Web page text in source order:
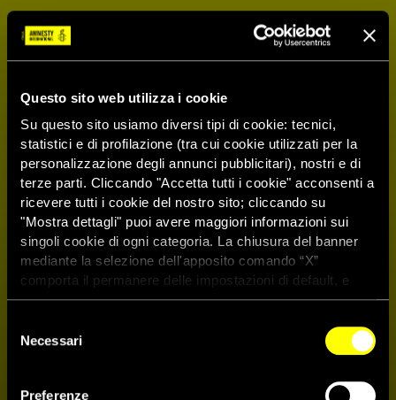
Questo sito web utilizza i cookie
Su questo sito usiamo diversi tipi di cookie: tecnici,
statistici e di profilazione (tra cui cookie utilizzati per la
personalizzazione degli annunci pubblicitari), nostri e di
terze parti. Cliccando "Accetta tutti i cookie" acconsenti a
ricevere tutti i cookie del nostro sito; cliccando su
"Mostra dettagli" puoi avere maggiori informazioni sui
singoli cookie di ogni categoria. La chiusura del banner
mediante la selezione dell'apposito comando “X”
comporta il permanere delle impostazioni di default, e
dunque la continuazione della navigazione con i cookie
dei cookie attivi sul sito clicca
delNecessari
Preferenze
Assemblea degli azionisti di